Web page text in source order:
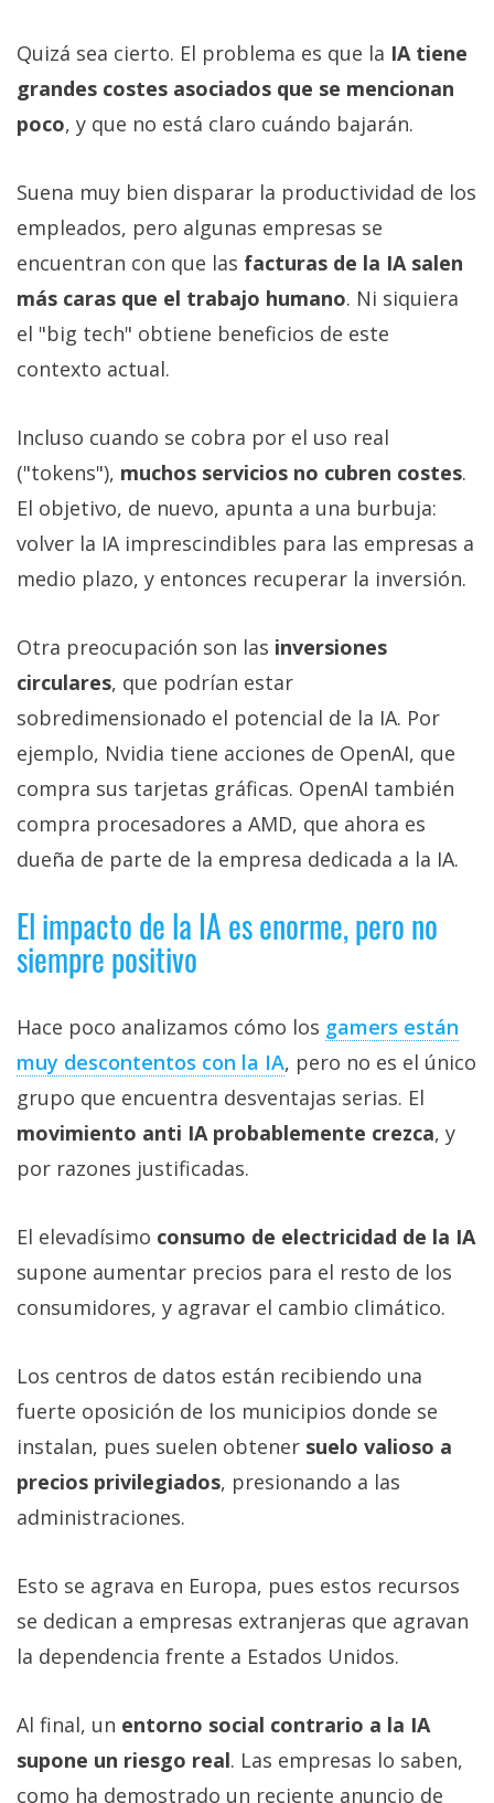
Quizá sea cierto. El problema es que la IA tiene
grandes costes asociados que se mencionan
poco, y que no está claro cuándo bajarán.
Suena muy bien disparar la productividad de los
empleados, pero algunas empresas se
encuentran con que las facturas de la IA salen
más caras que el trabajo humano. Ni siquiera
el "big tech" obtiene beneficios de este
contexto actual.
Incluso cuando se cobra por el uso real
("tokens"), muchos servicios no cubren costes.
El objetivo, de nuevo, apunta a una burbuja:
volver la IA imprescindibles para las empresas a
medio plazo, y entonces recuperar la inversión.
Otra preocupación son las inversiones
circulares, que podrían estar
sobredimensionado el potencial de la IA. Por
ejemplo, Nvidia tiene acciones de OpenAI, que
compra sus tarjetas gráficas. OpenAI también
compra procesadores a AMD, que ahora es
dueña de parte de la empresa dedicada a la IA.
El impacto de la IA es enorme, pero no
siempre positivo
Hace poco analizamos cómo los gamers están
muy descontentos con la IA‎, pero no es el único
grupo que encuentra desventajas serias. El
movimiento anti IA probablemente crezca, y
por razones justificadas.
El elevadísimo consumo de electricidad de la IA
supone aumentar precios para el resto de los
consumidores, y agravar el cambio climático.
Los centros de datos están recibiendo una
fuerte oposición de los municipios donde se
instalan, pues suelen obtener suelo valioso a
precios privilegiados, presionando a las
administraciones.
Esto se agrava en Europa, pues estos recursos
se dedican a empresas extranjeras que agravan
la dependencia frente a Estados Unidos.
Al final, un entorno social contrario a la IA
supone un riesgo real. Las empresas lo saben,
como ha demostrado un reciente anuncio de